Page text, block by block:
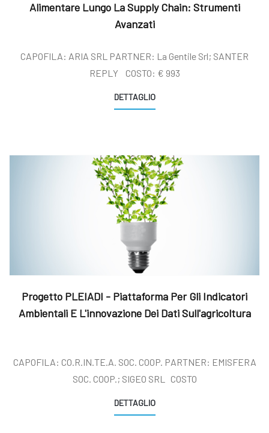
Alimentare Lungo La Supply Chain: Strumenti
Avanzati
CAPOFILA: ARIA SRL PARTNER: La Gentile Srl; SANTER
REPLY COSTO: € 993
DETTAGLIO
Progetto PLEIADI - Piattaforma Per Gli Indicatori
Ambientali E L'innovazione Dei Dati Sull'agricoltura
CAPOFILA: CO.R.IN.TE.A. SOC. COOP. PARTNER: EMISFERA
SOC. COOP.; SIGEO SRL COSTO
DETTAGLIO